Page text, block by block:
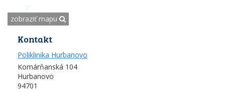
zobraziť mapu
Kontakt
Poliklinika Hurbanovo
Komárňanská 104
Hurbanovo
94701